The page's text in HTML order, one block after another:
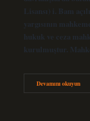
Lisansı) i. Bam
yargısının
hukuk ve ceza
kurulmuştur.
Devamını okuyunBam